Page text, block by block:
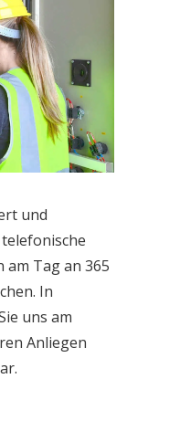
und
365
In